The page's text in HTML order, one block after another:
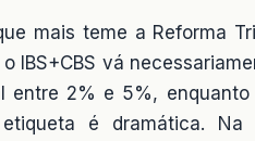
mais teme a Reforma
IBS+CBS vá
entre 2% e 5%,
é dramática. Na